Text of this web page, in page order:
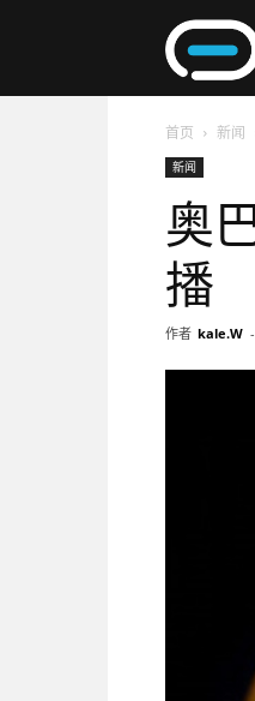
首页 新闻
新闻
奥
播
作者 kale.W -